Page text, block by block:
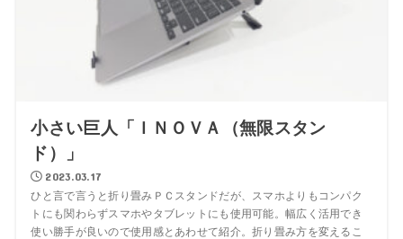
小さい巨人「ＩＮＯＶＡ（無限スタン
ド）」
2023.03.17
ひと言で言うと折り畳みＰＣスタンドだが、スマホよりもコンパク
トにも関わらずスマホやタブレットにも使用可能。幅広く活用でき
使い勝手が良いので使用感とあわせて紹介。折り畳み方を変えるこ